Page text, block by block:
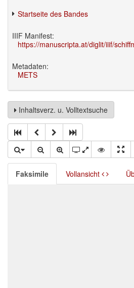
Startseite des Bandes
IIIF Manifest:
https://manuscripta.at/diglit/iiif/
Metadaten:
METS
Inhaltsverz. u. Volltextsuche
Faksimile Vollansicht